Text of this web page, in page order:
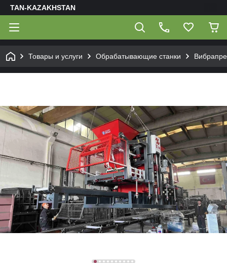
TAN-KAZAKHSTAN
Товары и услуги Обрабатывающие станки